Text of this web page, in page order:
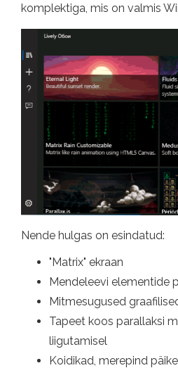
komplektiga, mis on valmis
Nende hulgas on esindatud:
"Matrix" ekraan
Mendeleevi elementide
Mitmesugused
Tapeet koos parallaksi
liigutamisel
Koidikad, merepind